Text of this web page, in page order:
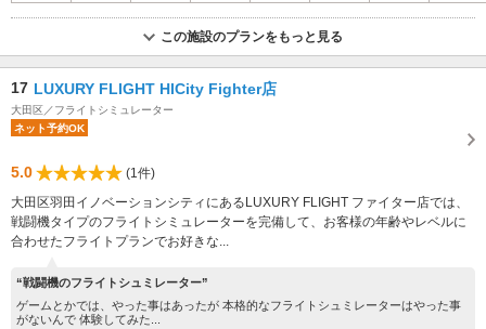
この施設のプランをもっと見る
17 LUXURY FLIGHT HICity Fighter店
大田区／フライトシミュレーター
ネット予約OK
5.0
(1件)
大田区羽田イノベーションシティにあるLUXURY FLIGHT ファイター店では、
戦闘機タイプのフライトシミュレーターを完備して、お客様の年齢やレベルに
合わせたフライトプランでお好きな...
“戦闘機のフライトシュミレーター”
ゲームとかでは、やった事はあったが 本格的なフライトシュミレーターはやった事
がないんで 体験してみた...